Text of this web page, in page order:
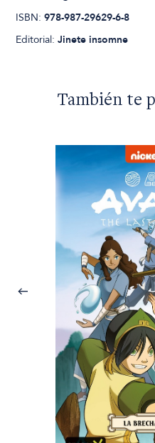
ISBN:978-987-29629-6-8
Editorial:Jinete insomne
También te